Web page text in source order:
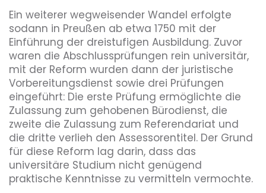
Ein weiterer wegweisender Wandel erfolgte
sodann in Preußen ab etwa 1750 mit der
Einführung der dreistufigen Ausbildung. Zuvor
waren die Abschlussprüfungen rein universitär,
mit der Reform wurden dann der juristische
Vorbereitungsdienst sowie drei Prüfungen
eingeführt: Die erste Prüfung ermöglichte die
Zulassung zum gehobenen Bürodienst, die
zweite die Zulassung zum Referendariat und
die dritte verlieh den Assessorentitel. Der Grund
für diese Reform lag darin, dass das
universitäre Studium nicht genügend
praktische Kenntnisse zu vermitteln vermochte.